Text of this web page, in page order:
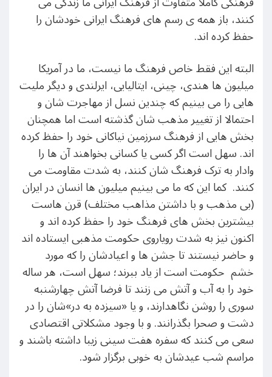
کنند، باز همه ی رسم های فرهنگ ایرانی خودشان را
حفظ کرده اند.
البته این فقط خاص فرهنگ ما نیست، ما در آمریکا
میلیون ها هندی، چینی، ایتالیایی، ایرلندی و دیگر ملیت
هایی را می بینیم که چندین نسل از مهاجرت شان و
احتمالا از تغییر مذهب شان گذشته است اما همچنان
بخش هایی از فرهنگ سرزمین نیاکانی خود را حفظ کرده
اند. سهل است اگر کسی یا کسانی بخواهند آن ها را
وادار به ترک فرهنگ شان کنند، به شدت مقاومت می
کنند. کما این که ما می بینیم میلیون ها انسان در ایران
(بی مذهب و با داشتن مذاهب مختلف) قرن هاست
بیشترین بخش های فرهنگ خود را حفظ کرده اند و
اکنون نیز به شدت رویاروی حکومت مذهبی ایستاده اند
و حاضر نیستند تا جشن ها و اعیادشان را که مورد
خشم حکومت است از یاد ببرند؛ سهل است، هر ساله
خود را به آب و آتش می زنند تا فرضا آتش چهارشنبه
سوری را روشن نگاهدارند، و یا «سیزده به در»شان را در
دشت و صحرا بگذرانند. و با وجود مشکلاتی اقتصادی
سعی می کنند که سفره هفت سینی زیبا داشته باشند و
مراسم شب عیدشان به خوبی برگزار شود.